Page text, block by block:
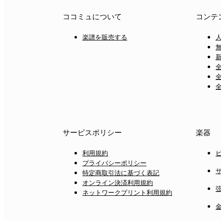
ココミュについて
楽譜を販売する
コンテ
サービスポリシー
利用規約
プライバシーポリシー
特定商取引法に基づく表記
オンライン決済利用規約
ネットワークプリント利用規約
楽器